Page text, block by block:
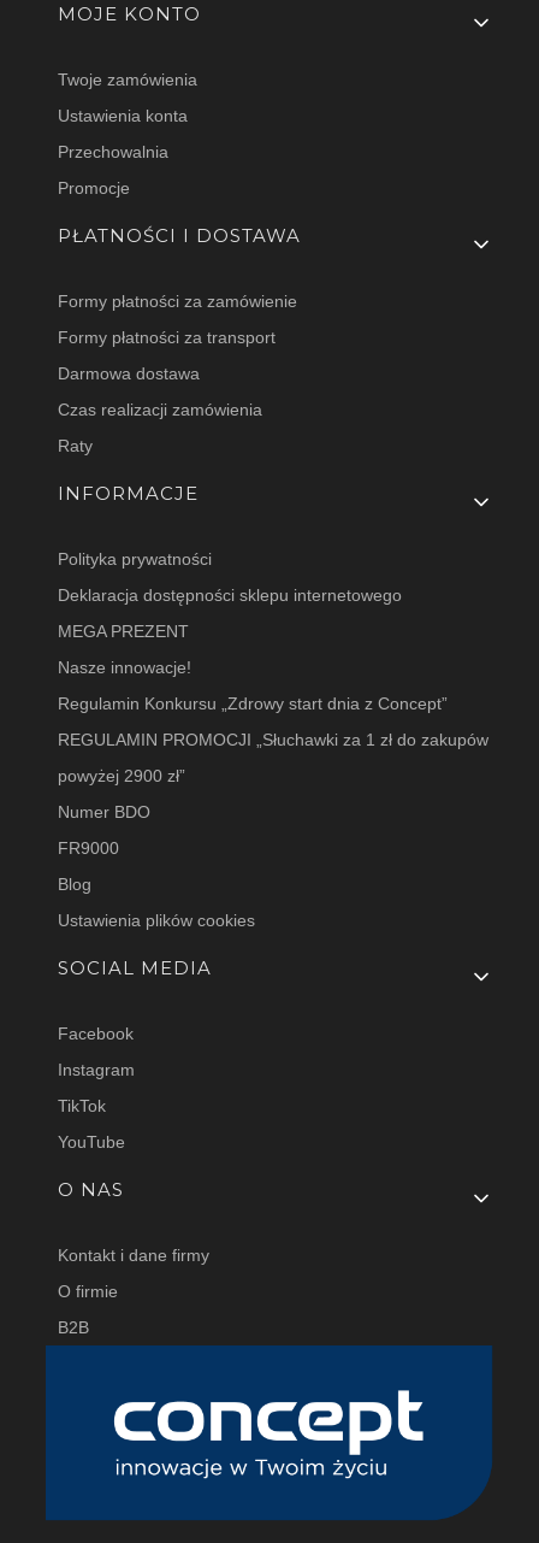
MOJE KONTO
Twoje zamówienia
Ustawienia konta
Przechowalnia
Promocje
PŁATNOŚCI I DOSTAWA
Formy płatności za zamówienie
Formy płatności za transport
Darmowa dostawa
Czas realizacji zamówienia
Raty
INFORMACJE
Polityka prywatności
Deklaracja dostępności sklepu internetowego
MEGA PREZENT
Nasze innowacje!
Regulamin Konkursu „Zdrowy start dnia z Concept”
REGULAMIN PROMOCJI „Słuchawki za 1 zł do zakupów
powyżej 2900 zł”
Numer BDO
FR9000
Blog
Ustawienia plików cookies
SOCIAL MEDIA
Facebook
Instagram
TikTok
YouTube
O NAS
Kontakt i dane firmy
O firmie
B2B